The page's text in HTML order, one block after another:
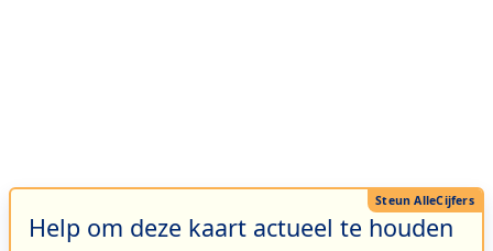
Help om deze kaart actueel te houden